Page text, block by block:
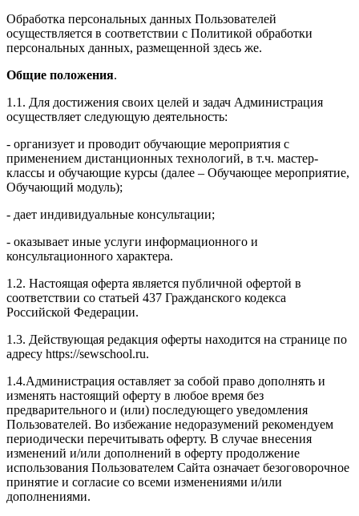
Обработка персональных данных Пользователей
осуществляется в соответствии с Политикой обработки
персональных данных, размещенной здесь же.
Общие положения.
1.1. Для достижения своих целей и задач Администрация
осуществляет следующую деятельность:
- организует и проводит обучающие мероприятия с
применением дистанционных технологий, в т.ч. мастер-
классы и обучающие курсы (далее – Обучающее мероприятие,
Обучающий модуль);
- дает индивидуальные консультации;
- оказывает иные услуги информационного и
консультационного характера.
1.2. Настоящая оферта является публичной офертой в
соответствии со статьей 437 Гражданского кодекса
Российской Федерации.
1.3. Действующая редакция оферты находится на странице по
адресу https://sewschool.ru.
1.4.Администрация оставляет за собой право дополнять и
изменять настоящий оферту в любое время без
предварительного и (или) последующего уведомления
Пользователей. Во избежание недоразумений рекомендуем
периодически перечитывать оферту. В случае внесения
изменений и/или дополнений в оферту продолжение
использования Пользователем Сайта означает безоговорочное
принятие и согласие со всеми изменениями и/или
дополнениями.